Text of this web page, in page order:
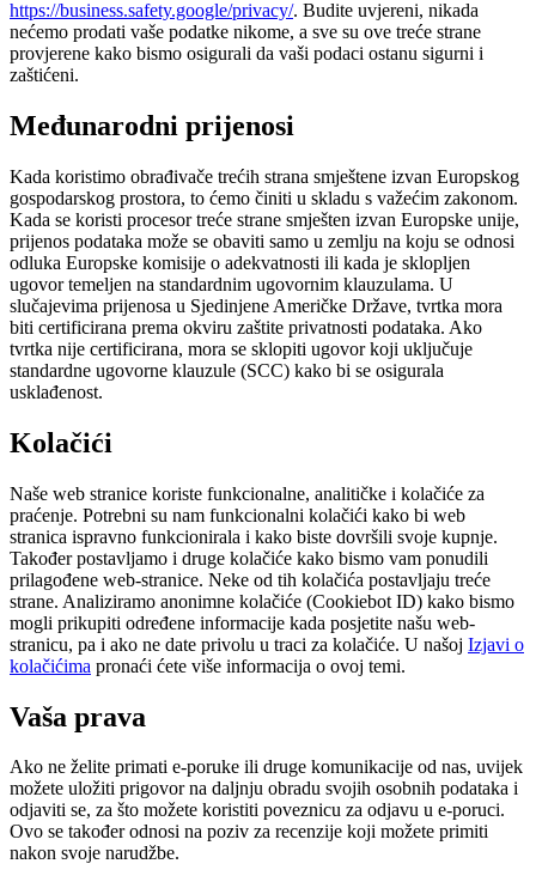
https://business.safety.google/privacy/. Budite uvjereni, nikada
nećemo prodati vaše podatke nikome, a sve su ove treće strane
provjerene kako bismo osigurali da vaši podaci ostanu sigurni i
zaštićeni.
Međunarodni prijenosi
Kada koristimo obrađivače trećih strana smještene izvan Europskog
gospodarskog prostora, to ćemo činiti u skladu s važećim zakonom.
Kada se koristi procesor treće strane smješten izvan Europske unije,
prijenos podataka može se obaviti samo u zemlju na koju se odnosi
odluka Europske komisije o adekvatnosti ili kada je sklopljen
ugovor temeljen na standardnim ugovornim klauzulama. U
slučajevima prijenosa u Sjedinjene Američke Države, tvrtka mora
biti certificirana prema okviru zaštite privatnosti podataka. Ako
tvrtka nije certificirana, mora se sklopiti ugovor koji uključuje
standardne ugovorne klauzule (SCC) kako bi se osigurala
usklađenost.
Kolačići
Naše web stranice koriste funkcionalne, analitičke i kolačiće za
praćenje. Potrebni su nam funkcionalni kolačići kako bi web
stranica ispravno funkcionirala i kako biste dovršili svoje kupnje.
Također postavljamo i druge kolačiće kako bismo vam ponudili
prilagođene web-stranice. Neke od tih kolačića postavljaju treće
strane. Analiziramo anonimne kolačiće (Cookiebot ID) kako bismo
mogli prikupiti određene informacije kada posjetite našu web-
stranicu, pa i ako ne date privolu u traci za kolačiće. U našoj Izjavi o
kolačićima pronaći ćete više informacija o ovoj temi.
Vaša prava
Ako ne želite primati e-poruke ili druge komunikacije od nas, uvijek
možete uložiti prigovor na daljnju obradu svojih osobnih podataka i
odjaviti se, za što možete koristiti poveznicu za odjavu u e-poruci.
Ovo se također odnosi na poziv za recenzije koji možete primiti
nakon svoje narudžbe.